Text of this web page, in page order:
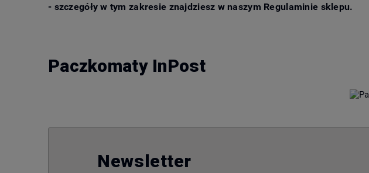
- szczegóły w tym zakresie znajdziesz w naszym Regulaminie sklepu.
Paczkomaty InPost
Newsletter